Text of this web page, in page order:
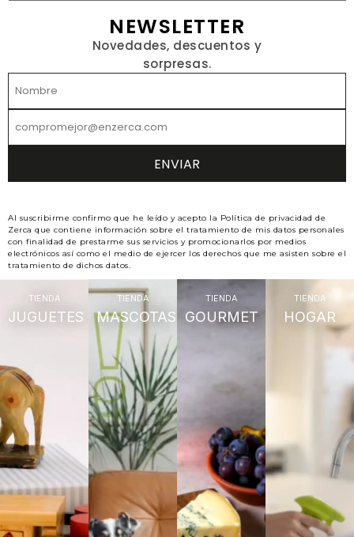
NEWSLETTER
Novedades, descuentos y
sorpresas.
Al suscribirme confirmo que he leído y acepto la Política de privacidad de
Zerca que contiene información sobre el tratamiento de mis datos personales
con finalidad de prestarme sus servicios y promocionarlos por medios
electrónicos así como el medio de ejercer los derechos que me asisten sobre el
tratamiento de dichos datos.
TIENDA
JUGUETES
TIENDA
MASCOTAS
TIENDA
GOURMET
TIENDA
HOGAR